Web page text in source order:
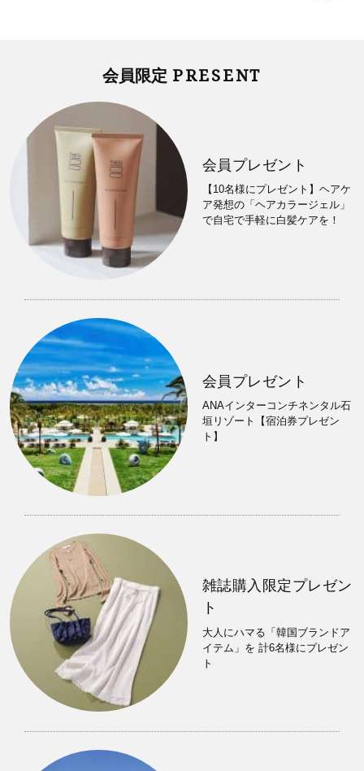
会員限定 PRESENT
会員プレゼント
【10名様にプレゼント】ヘアケ
ア発想の「ヘアカラージェル」
で自宅で手軽に白髪ケアを！
会員プレゼント
ANAインターコンチネンタル石
垣リゾート【宿泊券プレゼン
ト】
雑誌購入限定プレゼン
ト
大人にハマる「韓国ブランドア
イテム」を 計6名様にプレゼン
ト